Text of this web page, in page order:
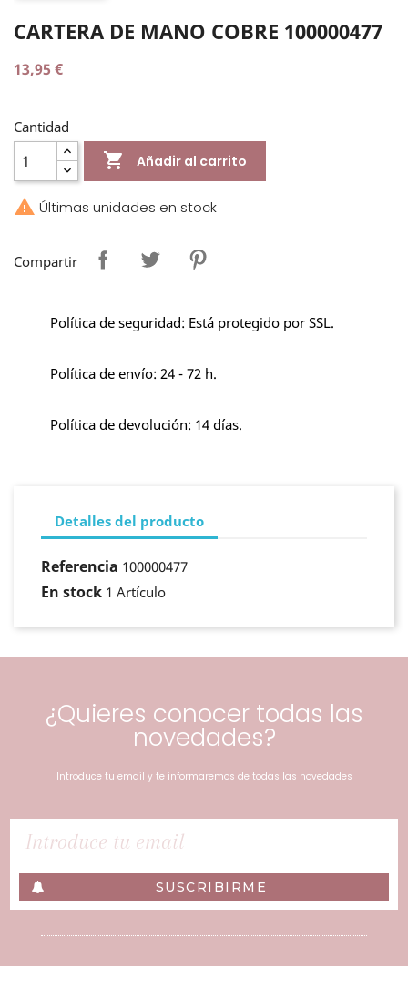
CARTERA DE MANO COBRE 100000477
13,95 €
Cantidad
 Añadir al carrito
 Últimas unidades en stock
Compartir
Política de seguridad: Está protegido por SSL.
Política de envío: 24 - 72 h.
Política de devolución: 14 días.
Detalles del producto
Referencia 100000477
En stock 1 Artículo
¿Quieres conocer todas las
novedades?
Introduce tu email y te informaremos de todas las novedades
SUSCRIBIRME